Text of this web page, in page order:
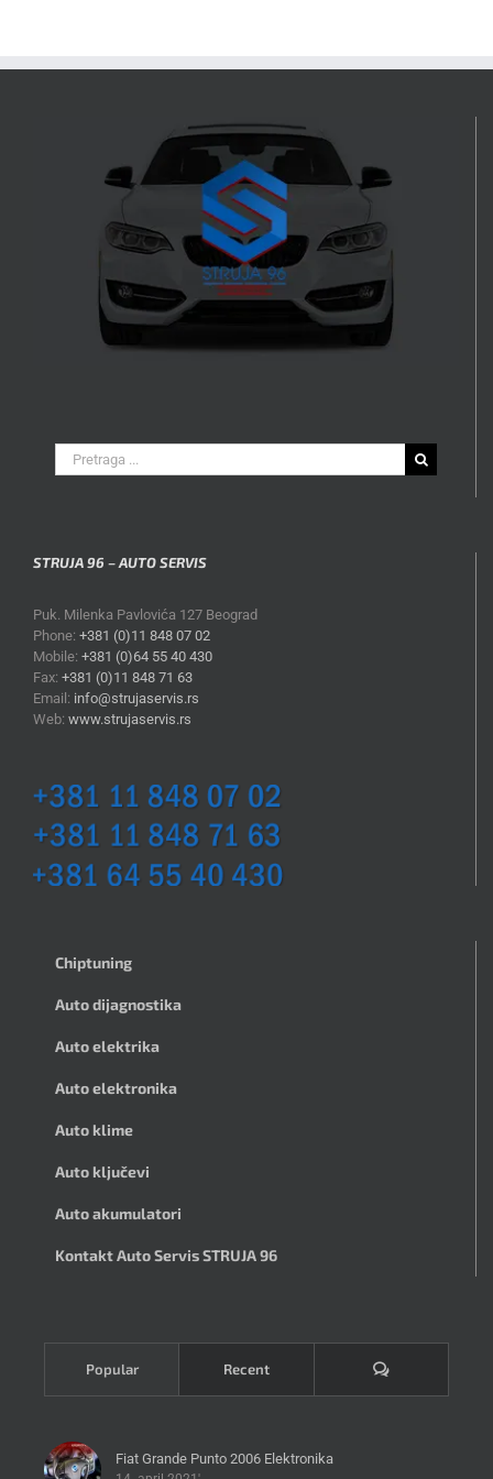
Search
for:
STRUJA 96 – AUTO SERVIS
Puk. Milenka Pavlovića 127 Beograd
Phone: +381 (0)11 848 07 02
Mobile: +381 (0)64 55 40 430
Fax: +381 (0)11 848 71 63
Email: info@strujaservis.rs
Web: www.strujaservis.rs
Chiptuning
Auto dijagnostika
Auto elektrika
Auto elektronika
Auto klime
Auto ključevi
Auto akumulatori
Kontakt Auto Servis STRUJA 96
Popular Recent Komentari
Fiat Grande Punto 2006 Elektronika